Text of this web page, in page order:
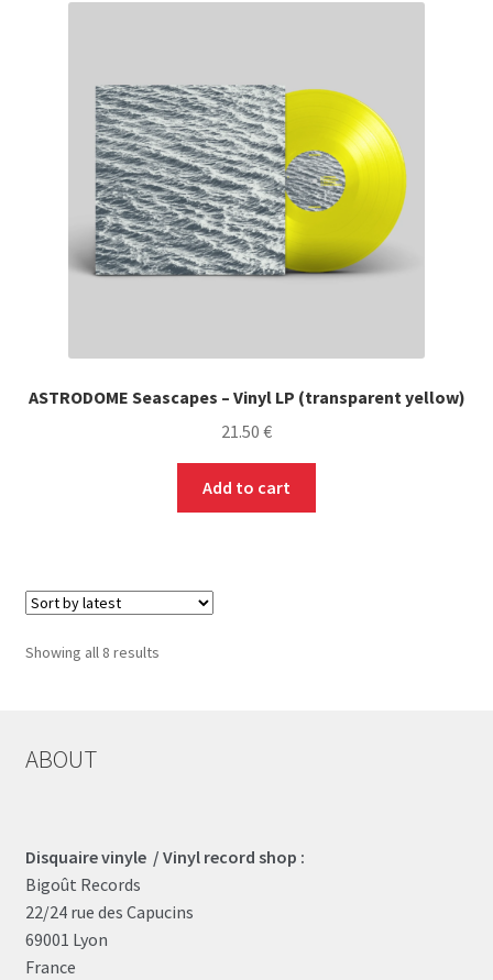
ASTRODOME Seascapes – Vinyl LP (transparent yellow)
21.50 €
Add to cart
Showing all 8 resultsSorted
ABOUT
Disquaire vinyle / Vinyl record shop :
Bigoût Records
22/24 rue des Capucins
69001 Lyon
France